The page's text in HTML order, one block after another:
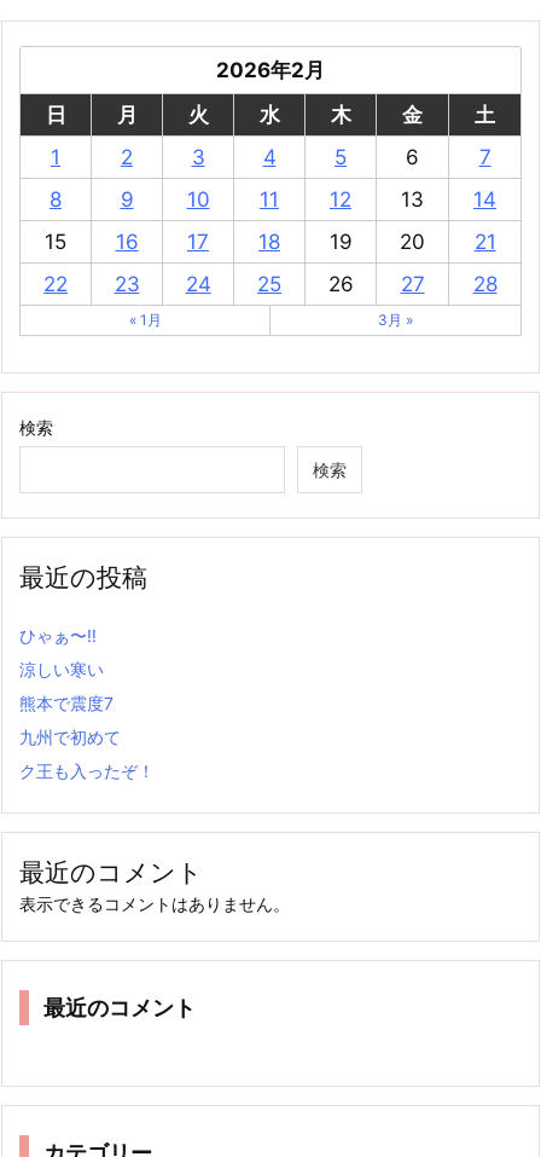
2026年2月
日
月 火 水 木 金
土
1
2 3 4 5 6
7
8
9 10 11 12 13
14
15
16 17 18 19 20
21
22
23 24 25 26 27 28
« 1月 3月 »
検索
検索
最近の投稿
ひゃぁ〜‼
涼しい寒い
熊本で震度7
九州で初めて
ク王も入ったぞ！
最近のコメント
表示できるコメントはありません。
最近のコメント